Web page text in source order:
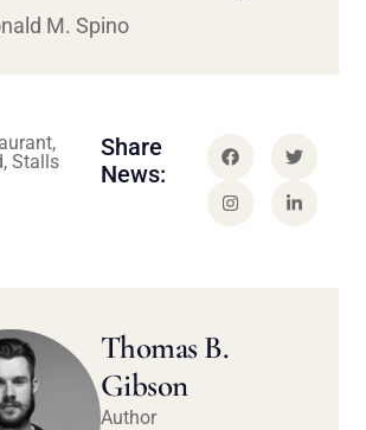
M. Spino
Stalls
Share
News:
Thomas B.
Gibson
Author